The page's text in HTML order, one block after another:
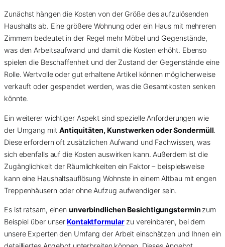
Zunächst hängen die Kosten von der Größe des aufzulösenden
Haushalts ab. Eine größere Wohnung oder ein Haus mit mehreren
Zimmern bedeutet in der Regel mehr Möbel und Gegenstände,
was den Arbeitsaufwand und damit die Kosten erhöht. Ebenso
spielen die Beschaffenheit und der Zustand der Gegenstände eine
Rolle. Wertvolle oder gut erhaltene Artikel können möglicherweise
verkauft oder gespendet werden, was die Gesamtkosten senken
könnte.
Ein weiterer wichtiger Aspekt sind spezielle Anforderungen wie
der Umgang mit Antiquitäten, Kunstwerken oder Sondermüll.
Diese erfordern oft zusätzlichen Aufwand und Fachwissen, was
sich ebenfalls auf die Kosten auswirken kann. Außerdem ist die
Zugänglichkeit der Räumlichkeiten ein Faktor – beispielsweise
kann eine Haushaltsauflösung Wohnste in einem Altbau mit engen
Treppenhäusern oder ohne Aufzug aufwendiger sein.
Es ist ratsam, einen unverbindlichen Besichtigungstermin zum
Beispiel über unserKontaktformularzu vereinbaren, bei dem
unsere Experten den Umfang der Arbeit einschätzen und Ihnen ein